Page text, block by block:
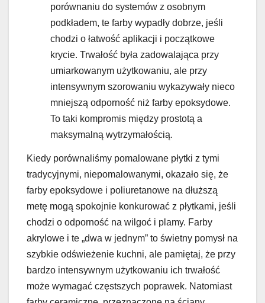
porównaniu do systemów z osobnym
podkładem, te farby wypadły dobrze, jeśli
chodzi o łatwość aplikacji i początkowe
krycie. Trwałość była zadowalająca przy
umiarkowanym użytkowaniu, ale przy
intensywnym szorowaniu wykazywały nieco
mniejszą odporność niż farby epoksydowe.
To taki kompromis między prostotą a
maksymalną wytrzymałością.
Kiedy porównaliśmy pomalowane płytki z tymi
tradycyjnymi, niepomalowanymi, okazało się, że
farby epoksydowe i poliuretanowe na dłuższą
metę mogą spokojnie konkurować z płytkami, jeśli
chodzi o odporność na wilgoć i plamy. Farby
akrylowe i te „dwa w jednym” to świetny pomysł na
szybkie odświeżenie kuchni, ale pamiętaj, że przy
bardzo intensywnym użytkowaniu ich trwałość
może wymagać częstszych poprawek. Natomiast